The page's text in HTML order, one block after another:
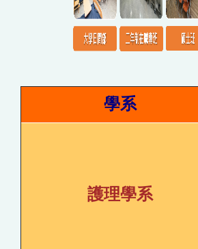
學系
護理學系